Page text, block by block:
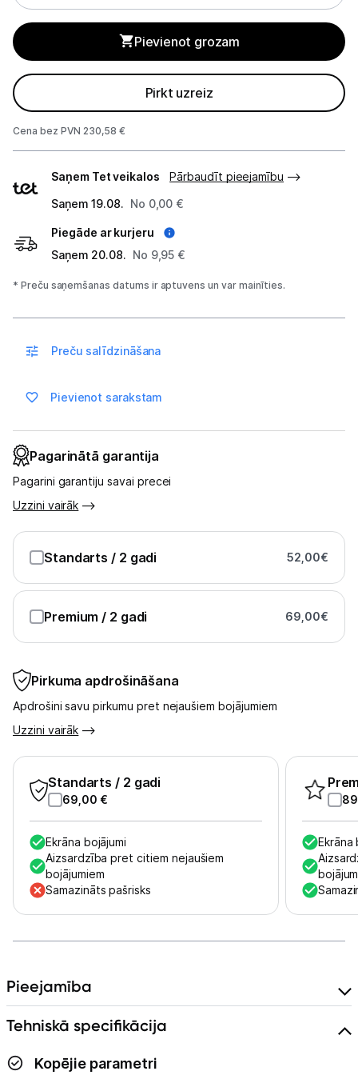
Sadzīves tehnikas aksesuāri
Tvaika nosūcēji
Aksesuāri tvaika nosūcējiem
Iebūvējamā tehnika
Mazā tehnika
Mazā virtuves tehnika
Klimata iekārtas
Sports un atpūta
Piegāde un apmaksa
Uzņēmumiem
Tet pakalpojumi
Kontakti
Informācija
Pievienot grozam
Pirkt uzreiz
Cena bez PVN 230,58 €
veidi
Saņem Tet veikalos
Pārbaudīt pieejamību
Saņem 19.08. No 0,00 €
Piegāde ar kurjeru
Saņem 20.08. No 9,95 €
* Preču saņemšanas datums ir aptuvens un var mainīties.
Preču salīdzināšana
Pievienot sarakstam
Pirkuma apdrošināšana
Apdrošini savu pirkumu pret nejaušiem bojājumiem
Uzzini vairāk
Standarts / 2 gadi
69,00 €
Ekrāna bojājumi
Aizsardzība pret citiem nejaušiem
bojājumiem
Samazināts pašrisks
Ekrāna
Pagarinātā garantija
Pagarini garantiju savai precei
Uzzini vairāk
Standarts / 2 gadi 52,00€
Premium / 2 gadi 69,00€
Pieejamība
Tehniskā specifikācija
Kopējie parametri